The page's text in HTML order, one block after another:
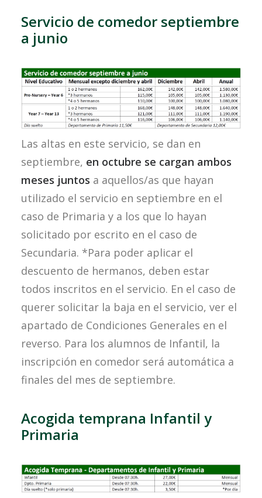
Servicio de comedor septiembre
a junio
Las altas en este servicio, se dan en
septiembre, en octubre se cargan ambos
meses juntos a aquellos/as que hayan
utilizado el servicio en septiembre en el
caso de Primaria y a los que lo hayan
solicitado por escrito en el caso de
Secundaria. *Para poder aplicar el
descuento de hermanos, deben estar
todos inscritos en el servicio. En el caso de
querer solicitar la baja en el servicio, ver el
apartado de Condiciones Generales en el
reverso. Para los alumnos de Infantil, la
inscripción en comedor será automática a
finales del mes de septiembre.
Acogida temprana Infantil y
Primaria